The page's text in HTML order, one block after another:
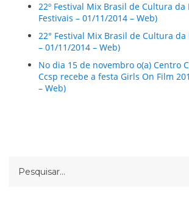
22º Festival Mix Brasil de Cultura
Festivais – 01/11/2014 – Web)
22° Festival Mix Brasil de Cultura
– 01/11/2014 – Web)
No dia 15 de novembro o(a) Centro
Ccsp recebe a festa Girls On Film
– Web)